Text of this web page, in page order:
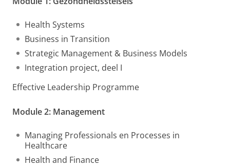
Health Systems
Business in Transition
Strategic Management & Business Models
Integration project, deel I
Effective Leadership Programme
Module 2: Management
Managing Professionals en Processes in
Healthcare
Health and Finance